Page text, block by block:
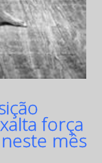
força
mês